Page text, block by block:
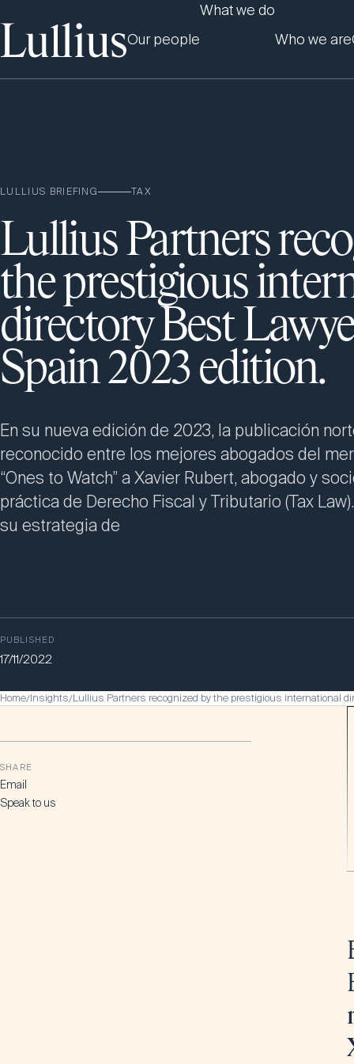
Our people
What we do
Who we are
LULLIUS BRIEFING TAX
Lullius Partners
the prestigious
directory Best
Spain 2023 edition.
En su nueva edición de 2023, la publicación
reconocido entre los mejores abogados del
“Ones to Watch” a Xavier Rubert, abogado y
práctica de Derecho Fiscal y Tributario (Tax
su estrategia de
PUBLISHED
17/11/2022
Home/Insights/Lullius Partners recognized by the prestigious international
SHARE
Email
Speak to us